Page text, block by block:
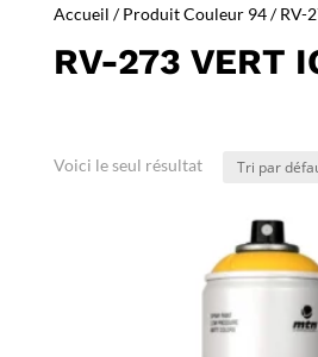
Accueil / Produit Couleur 94 / RV-
RV-273 VERT
Voici le seul résultat